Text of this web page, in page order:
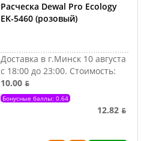
Расческа Dewal Pro Ecology
EK-5460 (розовый)
Доставка в г.Минск 10 августа
с 18:00 до 23:00. Стоимость:
10.00 ƃ
Бонусные баллы: 0.64
12.82 ƃ